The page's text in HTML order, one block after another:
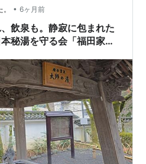
な場所としての厳かさと、こ
いつつも、…
• 6ヶ月前
飲泉も。静寂に包まれた
秘湯を守る会「福田家」